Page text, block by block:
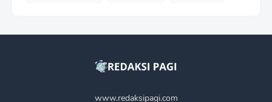
www.redaksipagi.com